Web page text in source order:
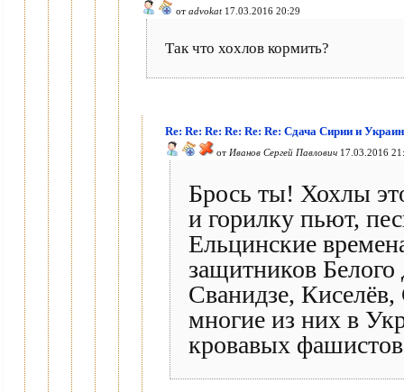
от advokat17.03.2016 20:29
Так что хохлов кормить?
Re: Re: Re: Re: Re: Re: Сдача Сирии и
от Иванов Сергей Павлович 17.03.2016
Брось ты! Хохлы
и горилку пьют,
Ельцинские
защитников
Сванидзе,
многие из них в
кровавых